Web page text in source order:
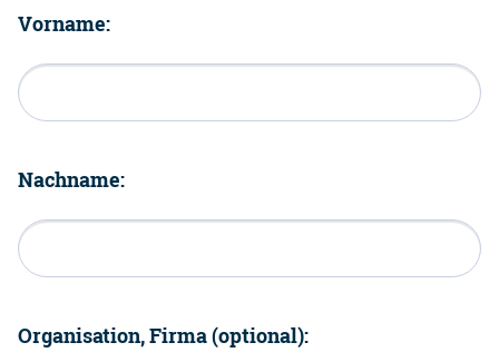
Vorname:
Nachname:
Organisation, Firma (optional):